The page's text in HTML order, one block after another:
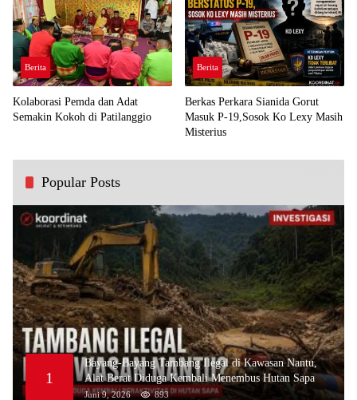
Berita
Kolaborasi Pemda dan Adat
Semakin Kokoh di Patilanggio
Berita
Berkas Perkara Sianida Gorut
Masuk P-19,Sosok Ko Lexy Masih
Misterius
Popular Posts
1
Bayang-Bayang Tambang Ilegal di Kawasan Nantu,
Alat Berat Diduga Kembali Menembus Hutan Sapa
Juni 9, 2026 893